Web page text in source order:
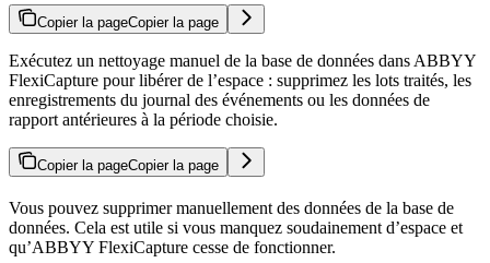
Copier la pageCopier la page
Exécutez un nettoyage manuel de la base de données dans ABBYY
FlexiCapture pour libérer de l’espace : supprimez les lots traités, les
enregistrements du journal des événements ou les données de
rapport antérieures à la période choisie.
Copier la pageCopier la page
Vous pouvez supprimer manuellement des données de la base de
données. Cela est utile si vous manquez soudainement d’espace et
qu’ABBYY FlexiCapture cesse de fonctionner.